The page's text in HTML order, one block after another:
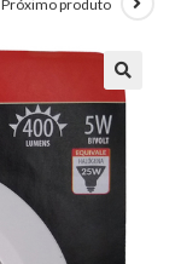
Próximo produto